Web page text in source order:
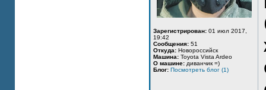
Зарегистрирован: 01 июл 2017,
19:42
Сообщения: 51
Откуда: Новороссийск
Машина: Toyota Vista Ardeo
О машине: диванчик =)
Блог: Посмотреть блог (1)